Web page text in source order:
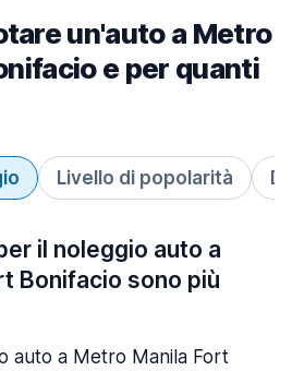
un'auto a Metro
e per quanti
Livello di popolarità
il noleggio auto a
Bonifacio sono più
auto a Metro Manila Fort